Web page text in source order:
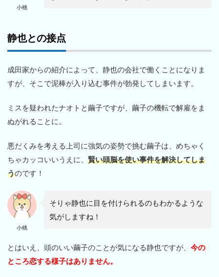
小桃
静也との接点
成田家からの紹介によって、静也の会社で働くことになりま
すが、そこで泥棒が入り込む事件が勃発してしまいます。
ミスを疑われたナオトと繭子ですが、繭子の機転で解雇をま
ぬがれることに。
悪だくみを考える上司に強気の姿勢で挑む繭子は、めちゃく
ちゃカッコいいうえに、 賢い頭脳を使い事件を解決してしま
うのです！
小桃
そりゃ静也に目を付けられるのもわかるような
気がしますね！
とはいえ、頭のいい繭子のことが気になる静也ですが、 今の
ところ恋する様子はありません。